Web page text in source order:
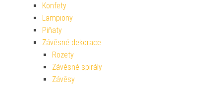
Konfety
Lampiony
Piňaty
Závěsné dekorace
Rozety
Závěsné spirály
Závěsy